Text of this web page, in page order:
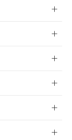
間は出
備考
完了
い限